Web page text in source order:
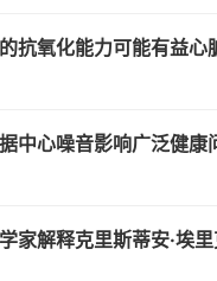
抗氧化能力可能有益心
中心噪音影响广泛健康
家解释克里斯蒂安·埃